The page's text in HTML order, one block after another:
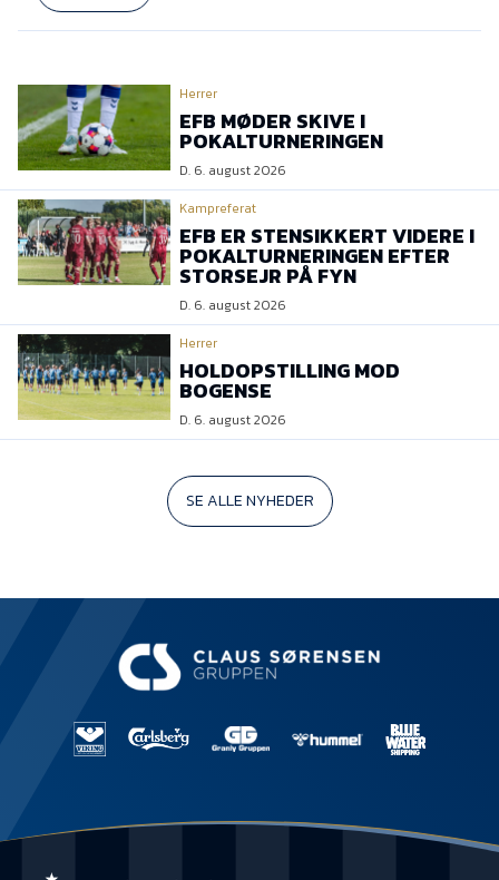
Herrer
EFB MØDER SKIVE I
POKALTURNERINGEN
D. 6. august 2026
Kampreferat
EFB ER STENSIKKERT VIDERE I
POKALTURNERINGEN EFTER
STORSEJR PÅ FYN
D. 6. august 2026
Herrer
HOLDOPSTILLING MOD
BOGENSE
D. 6. august 2026
SE ALLE NYHEDER